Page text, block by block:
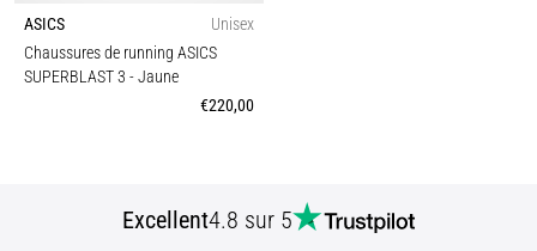
ASICS
Unisex
Chaussures de running ASICS
SUPERBLAST 3 - Jaune
€220,00
Excellent4.8 sur 5